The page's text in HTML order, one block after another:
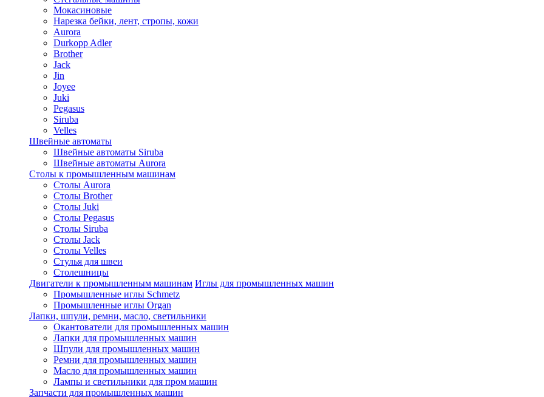
Мокасиновые
Нарезка бейки, лент, стропы, кожи
Aurora
Durkopp Adler
Brother
Jack
Jin
Joyee
Juki
Pegasus
Siruba
Velles
Швейные автоматы
Швейные автоматы Siruba
Швейные автоматы Aurora
Столы к промышленным машинам
Столы Aurora
Столы Brother
Столы Juki
Столы Pegasus
Столы Siruba
Столы Jack
Столы Velles
Стулья для швеи
Столешницы
Двигатели к промышленным машинам Иглы для промышленных машин
Промышленные иглы Schmetz
Промышленные иглы Organ
Лапки, шпули, ремни, масло, светильники
Окантователи для промышленных машин
Лапки для промышленных машин
Шпули для промышленных машин
Ремни для промышленных машин
Масло для промышленных машин
Лампы и светильники для пром машин
Запчасти для промышленных машин